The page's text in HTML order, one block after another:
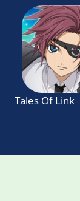
Tales Of Link